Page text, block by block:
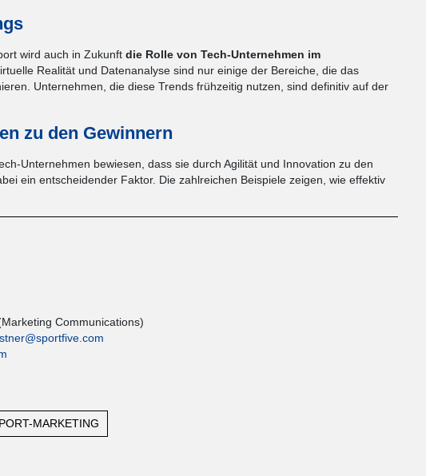
wird auch in Zukunft die Rolle von Tech-Unternehmen im
Realität und Datenanalyse sind nur einige der Bereiche, die das
Unternehmen, die diese Trends frühzeitig nutzen, sind definitiv auf der
zu den Gewinnern
Unternehmen bewiesen, dass sie durch Agilität und Innovation zu den
ein entscheidender Faktor. Die zahlreichen Beispiele zeigen, wie effektiv
Communications)
MARKETING